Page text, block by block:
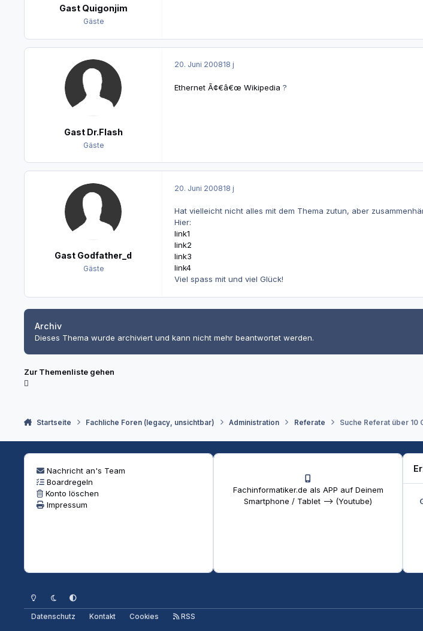
Gast Quigonjim
Gäste
Gast Dr.Flash
Gäste
20. Juni 200818 j
Ethernet Ã¢€â€œ Wikipedia ?
Gast Godfather_d
Gäste
20. Juni 200818 j
Hat vielleicht nicht alles mit dem Thema zutun, aber
Hier:
link1
link2
link3
link4
Viel spass mit und viel Glück!
Archiv
Dieses Thema wurde archiviert und kann nicht mehr beantwortet werden.
Zur Themenliste gehen
Startseite Fachliche Foren (legacy, unsichtbar) Administration Referate Suche Referat über 10
Nachricht an's Team
Boardregeln
Konto löschen
Impressum
Fachinformatiker.de als APP auf Deinem
Smartphone / Tablet --> (Youtube)
Heller ModusDunkler Modus
Systemeinstellung
Datenschutz Kontakt Cookies RSS